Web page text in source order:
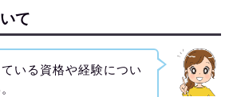
て
いる資格や経験につい